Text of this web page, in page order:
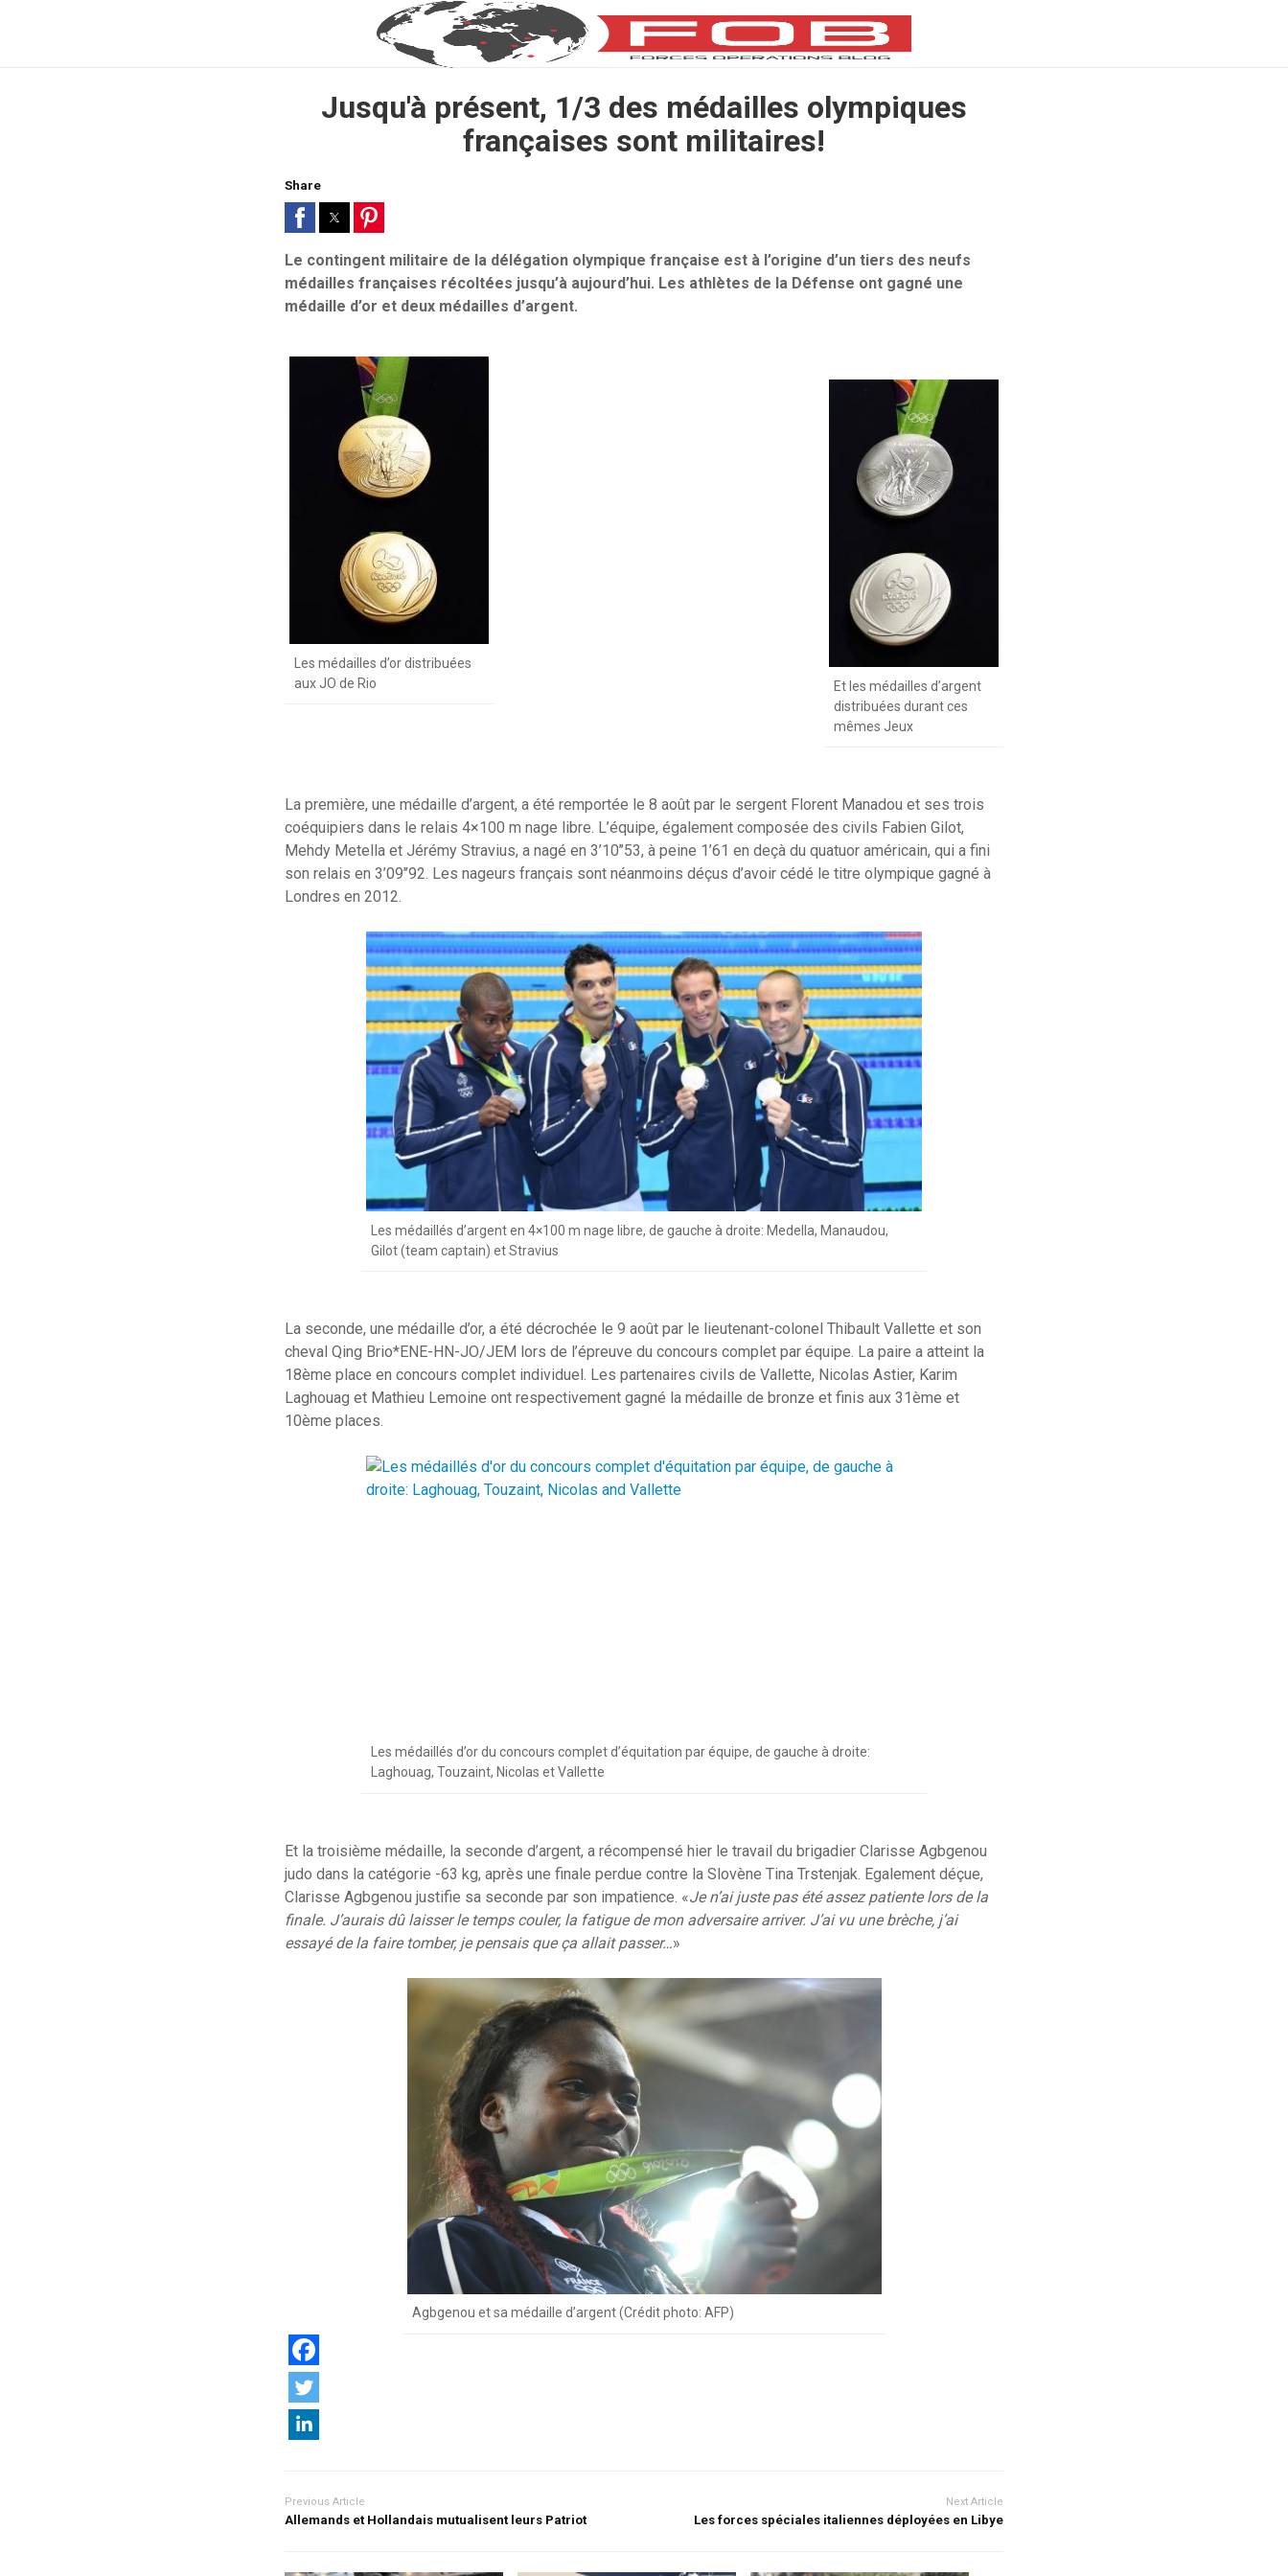
Jusqu'à présent, 1/3 des médailles olympiques
françaises sont militaires!
Share
Le contingent militaire de la délégation olympique française est à l’origine d’un tiers des neufs
médailles françaises récoltées jusqu’à aujourd’hui. Les athlètes de la Défense ont gagné une
médaille d’or et deux médailles d’argent.
Les médailles d’or distribuées
aux JO de Rio
Et les médailles d’argent
distribuées durant ces
mêmes Jeux
La première, une médaille d’argent, a été remportée le 8 août par le sergent Florent Manadou et ses trois
coéquipiers dans le relais 4×100 m nage libre. L’équipe, également composée des civils Fabien Gilot,
Mehdy Metella et Jérémy Stravius, a nagé en 3’10’’53, à peine 1’61 en deçà du quatuor américain, qui a fini
son relais en 3’09’’92. Les nageurs français sont néanmoins déçus d’avoir cédé le titre olympique gagné à
Londres en 2012.
Les médaillés d’argent en 4×100 m nage libre, de gauche à droite: Medella, Manaudou,
Gilot (team captain) et Stravius
La seconde, une médaille d’or, a été décrochée le 9 août par le lieutenant-colonel Thibault Vallette et son
cheval Qing Brio*ENE-HN-JO/JEM lors de l’épreuve du concours complet par équipe. La paire a atteint la
18ème place en concours complet individuel. Les partenaires civils de Vallette, Nicolas Astier, Karim
Laghouag et Mathieu Lemoine ont respectivement gagné la médaille de bronze et finis aux 31ème et
10ème places.
Les médaillés d’or du concours complet d’équitation par équipe, de gauche à droite:
Laghouag, Touzaint, Nicolas et Vallette
Et la troisième médaille, la seconde d’argent, a récompensé hier le travail du brigadier Clarisse Agbgenou
judo dans la catégorie -63 kg, après une finale perdue contre la Slovène Tina Trstenjak. Egalement déçue,
Clarisse Agbgenou justifie sa seconde par son impatience. «Je n’ai juste pas été assez patiente lors de la
finale. J’aurais dû laisser le temps couler, la fatigue de mon adversaire arriver. J’ai vu une brèche, j’ai
essayé de la faire tomber, je pensais que ça allait passer…»
Agbgenou et sa médaille d’argent (Crédit photo: AFP)
Previous Article
Allemands et Hollandais mutualisent leurs Patriot
Next Article
Les forces spéciales italiennes déployées en Libye